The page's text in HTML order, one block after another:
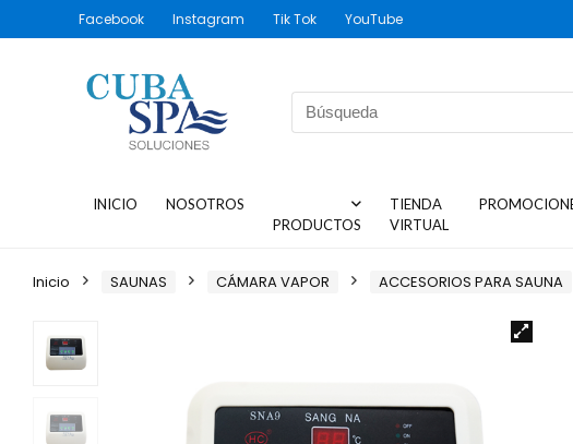
Facebook Instagram Tik Tok YouTube
INICIO
NOSOTROS
PRODUCTOS
TIENDA
VIRTUAL
Inicio SAUNAS CÁMARA VAPOR ACCESORIOS PARA SAUNA